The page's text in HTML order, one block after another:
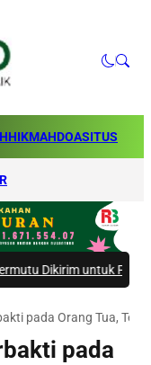
HIKMAHDOASITUS
untuk Perkuat
pada Orang Tua,
pada